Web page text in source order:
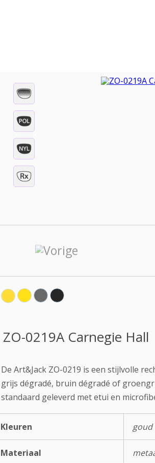
ZO-0219A Carnegie Hall
De Art&Jack ZO-0219 is een stijlvolle
grijs dégradé, bruin dégradé of
standaard geleverd met etui en
Kleuren goud
Materiaal